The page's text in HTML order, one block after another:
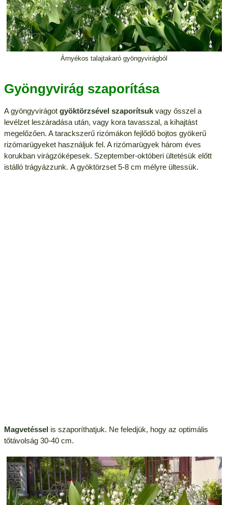
Árnyékos talajtakaró gyöngyvirágból
Gyöngyvirág szaporítása
A gyöngyvirágot gyöktörzsével szaporítsukvagy ősszel a
levélzet leszáradása után, vagy kora tavasszal, a kihajtást
megelőzően. A tarackszerű rizómákon fejlődő bojtos gyökerű
rizómarügyeket használjuk fel. A rizómarügyek három éves
korukban virágzóképesek. Szeptember-októberi ültetésük előtt
istálló trágyázzunk. A gyöktörzset 5-8 cm mélyre ültessük.
Magvetésselis szaporíthatjuk. Ne feledjük, hogy az optimális
tőtávolság 30-40 cm.